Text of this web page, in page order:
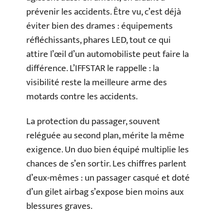
prévenir les accidents. Être vu, c’est déjà
éviter bien des drames : équipements
réfléchissants, phares LED, tout ce qui
attire l’œil d’un automobiliste peut faire la
différence. L’IFFSTAR le rappelle : la
visibilité reste la meilleure arme des
motards contre les accidents.
La protection du passager, souvent
reléguée au second plan, mérite la même
exigence. Un duo bien équipé multiplie les
chances de s’en sortir. Les chiffres parlent
d’eux-mêmes : un passager casqué et doté
d’un gilet airbag s’expose bien moins aux
blessures graves.